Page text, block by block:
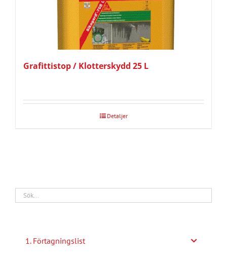
Grafittistop / Klotterskydd 25 L
Detaljer
1. Förtagningslist